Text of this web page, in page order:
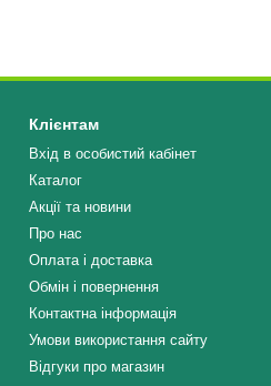
Клієнтам
Вхід в особистий кабінет
Каталог
Акції та новини
Про нас
Оплата і доставка
Обмін і повернення
Контактна інформація
Умови використання сайту
Відгуки про магазин